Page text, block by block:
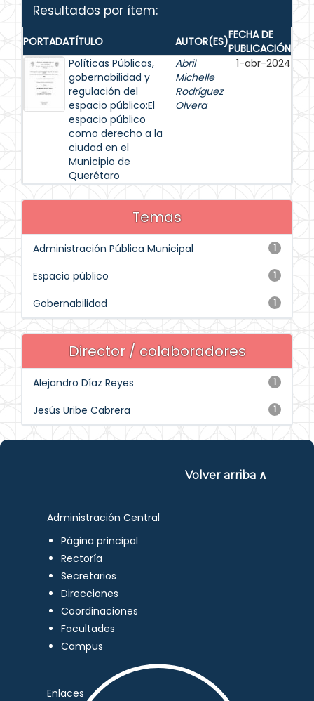
Resultados por ítem:
PORTADATÍTULO AUTOR(ES)FECHA DE
PUBLICACIÓN
Políticas Públicas,
gobernabilidad y
regulación del
espacio público:El
espacio público
como derecho a la
ciudad en el
Municipio de
Querétaro
Abril
Michelle
Rodríguez
Olvera
1-abr-2024
Temas
1
Administración Pública Municipal
1
Espacio público
1
Gobernabilidad
Director / colaboradores
1
Alejandro Díaz Reyes
1
Jesús Uribe Cabrera
Volver arriba ∧
Administración Central
Página principal
Rectoría
Secretarios
Direcciones
Coordinaciones
Facultades
Campus
Enlaces